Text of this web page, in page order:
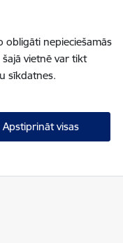
obligāti nepieciešamās
vietnē var tikt
sīkdatnes.
Apstiprināt visas